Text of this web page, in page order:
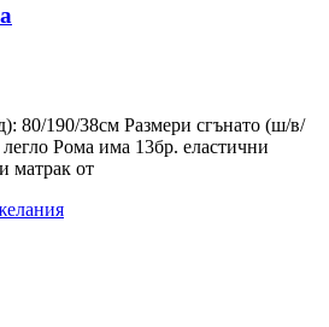
80/190/38см Размери сгънато (ш/в/
Рома има 13бр. еластични
матрак от